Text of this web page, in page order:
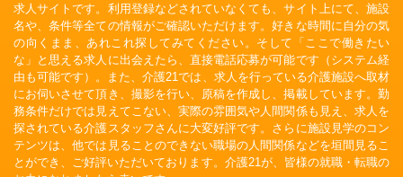
求人サイトです。利用登録などされていなくても、サイト上にて、施設
名や、条件等全ての情報がご確認いただけます。好きな時間に自分の気
の向くまま、あれこれ探してみてください。そして「ここで働きたい
な」と思える求人に出会えたら、直接電話応募が可能です（システム経
由も可能です）。また、介護21では、求人を行っている介護施設へ取材
にお伺いさせて頂き、撮影を行い、原稿を作成し、掲載しています。勤
務条件だけでは見えてこない、実際の雰囲気や人間関係も見え、求人を
探されている介護スタッフさんに大変好評です。さらに施設見学のコン
テンツは、他では見ることのできない職場の人間関係などを垣間見るこ
とができ、ご好評いただいております。介護21が、皆様の就職・転職の